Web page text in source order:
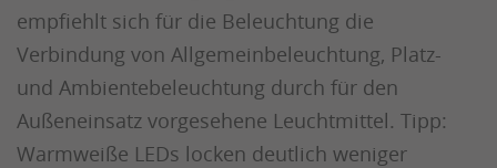
empfiehlt sich für die Beleuchtung die
Verbindung von Allgemeinbeleuchtung, Platz-
und Ambientebeleuchtung durch für den
Außeneinsatz vorgesehene Leuchtmittel. Tipp:
Warmweiße LEDs locken deutlich weniger